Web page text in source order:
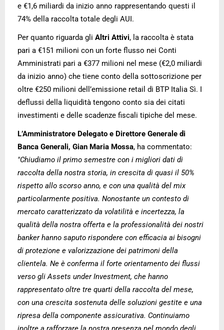
e €1,6 miliardi da inizio anno rappresentando questi il
74% della raccolta totale degli AUI.
Per quanto riguarda gli Altri Attivi, la raccolta è stata
pari a €151 milioni con un forte flusso nei Conti
Amministrati pari a €377 milioni nel mese (€2,0 miliardi
da inizio anno) che tiene conto della sottoscrizione per
oltre €250 milioni dell’emissione retail di BTP Italia Sì. I
deflussi della liquidità tengono conto sia dei citati
investimenti e delle scadenze fiscali tipiche del mese.
L’Amministratore Delegato e Direttore Generale di
Banca Generali, Gian Maria Mossa, ha commentato:
"Chiudiamo il primo semestre con i migliori dati di
raccolta della nostra storia, in crescita di quasi il 50%
rispetto allo scorso anno, e con una qualità del mix
particolarmente positiva. Nonostante un contesto di
mercato caratterizzato da volatilità e incertezza, la
qualità della nostra offerta e la professionalità dei nostri
banker hanno saputo rispondere con efficacia ai bisogni
di protezione e valorizzazione dei patrimoni della
clientela. Ne è conferma il forte orientamento dei flussi
verso gli Assets under Investment, che hanno
rappresentato oltre tre quarti della raccolta del mese,
con una crescita sostenuta delle soluzioni gestite e una
ripresa della componente assicurativa. Continuiamo